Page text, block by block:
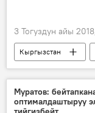
3 Тогуздун айы
Кыргызстан
Валентина Шевченко
атаандаштык
Муратов:
оптималдаштыруу